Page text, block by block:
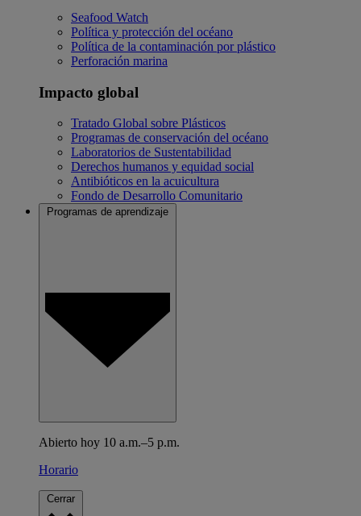
Seafood Watch
Política y protección del océano
Política de la contaminación por plástico
Perforación marina
Impacto global
Tratado Global sobre Plásticos
Programas de conservación del océano
Laboratorios de Sustentabilidad
Derechos humanos y equidad social
Antibióticos en la acuicultura
Fondo de Desarrollo Comunitario
Programas de aprendizaje
Abierto hoy 10 a.m.–5 p.m.
Horario
Cerrar